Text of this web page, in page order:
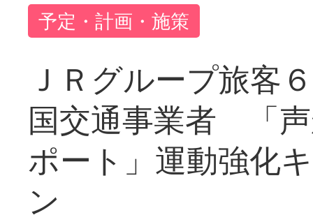
予定・計画・施策
ＪＲグループ旅客
国交通事業者 「
ポート」運動強化
ン